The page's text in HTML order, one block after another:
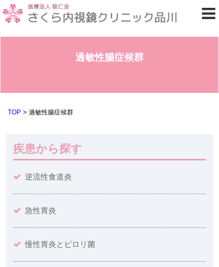
過敏性腸症候群
TOP > 過敏性腸症候群
疾患から探す
逆流性食道炎
急性胃炎
慢性胃炎とピロリ菌